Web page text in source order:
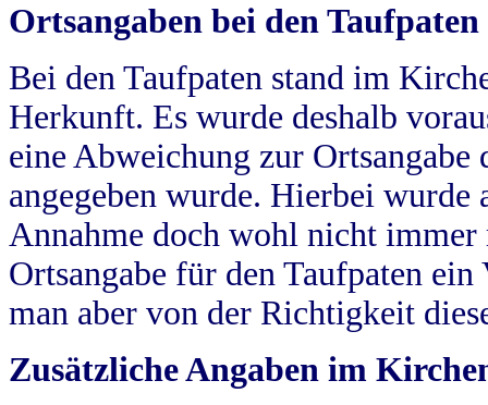
Ortsangaben bei den Taufpaten
Bei den Taufpaten stand im
Herkunft. Es wurde deshalb
eine Abweichung zur
angegeben wurde. Hierbei wurde
Annahme doch wohl nicht
Ortsangabe für den Taufpaten
man aber von der Richtigkeit
Zusätzliche Angaben im